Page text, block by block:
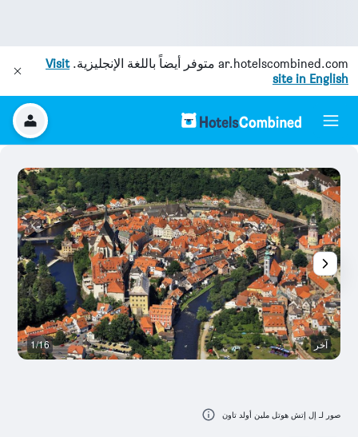
ar.hotelscombined.com متوفر أيضاً باللغة الإنجليزية.Visit
site in English
آخر 1/16
صور لـ إل إتش هوتل ملين أولد تاون